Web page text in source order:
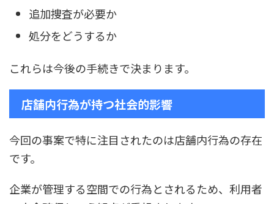
追加捜査が必要か
処分をどうするか
これらは今後の手続きで決まります。
店舗内行為が持つ社会的影響
今回の事案で特に注目されたのは店舗内行為の存在
です。
企業が管理する空間での行為とされるため、利用者